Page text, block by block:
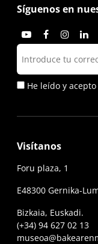
Síguenos en
He leído y acepto
Visítanos
Foru plaza, 1
E48300 Gernika-
Bizkaia, Euskadi.
(+34) 94 627 02 13